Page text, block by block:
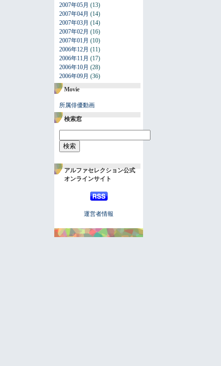
2007年05月 (13)
2007年04月 (14)
2007年03月 (14)
2007年02月 (16)
2007年01月 (10)
2006年12月 (11)
2006年11月 (17)
2006年10月 (28)
2006年09月 (36)
Movie
所属俳優動画
検索窓
アルファセレクション公式
オンラインサイト
運営者情報